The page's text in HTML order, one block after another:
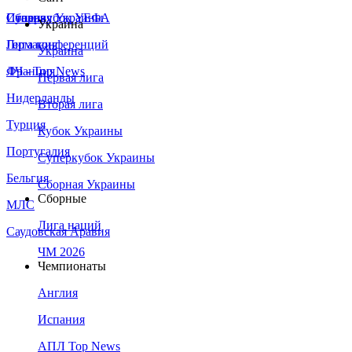
Сборная Украины
Италия
Германия
Франция
Нидерланды
Турция
Португалия
Бельгия
МЛС
Саудовская Аравия
Суперкубок УЕФА
Лига конференций
ЛЧ - Top News
Украина
Украина
Первая лига
Вторая лига
Кубок Украины
Суперкубок Украины
Сборная Украины
Сборные
Лига наций
ЧМ 2026
Чемпионаты
Англия
Испания
АПЛ Top News